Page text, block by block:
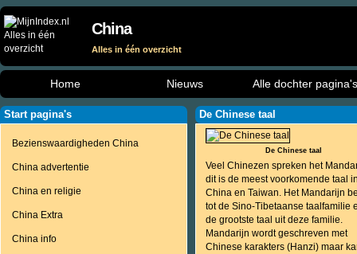
China
Alles in één overzicht
Home Nieuws Alle dochter pagina's
Start pagina's
Bezienswaardigheden China
China advertentie
China en religie
China Extra
China info
De Chinese taal
De Chinese taal
Veel Chinezen spreken het
dit is de meest voorkomende taal
China en Taiwan. Het Mandarijn
tot de Sino-Tibetaanse taalfamilie
de grootste taal uit deze familie.
Mandarijn wordt geschreven met
Chinese karakters (Hanzi) maar